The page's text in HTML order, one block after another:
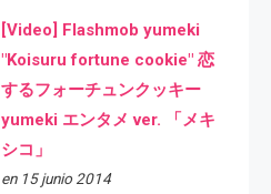
[Video] Flashmob yumeki
"Koisuru fortune cookie" 恋
するフォーチュンクッキー
yumeki エンタメ ver. 「メキ
シコ」
en 15 junio 2014